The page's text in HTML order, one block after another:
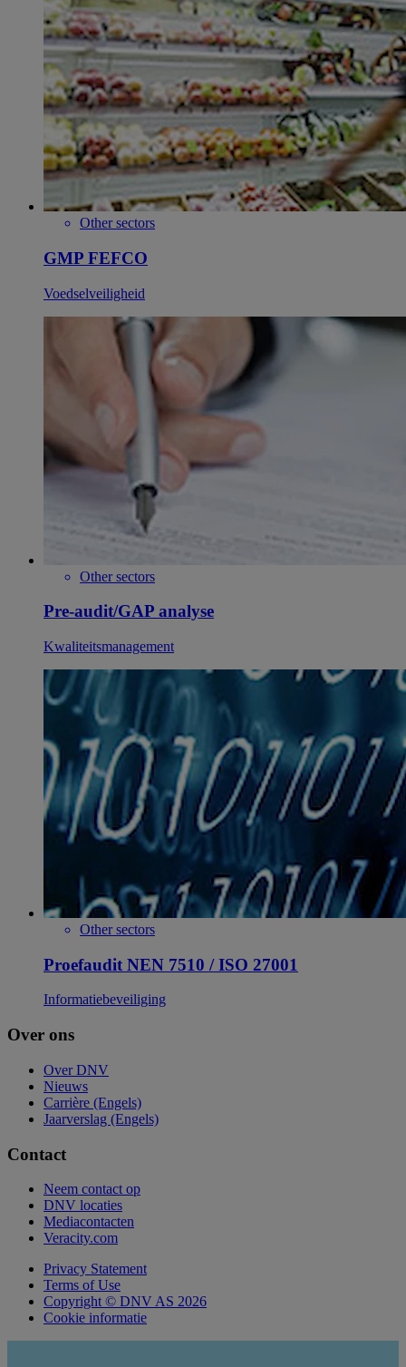
Other sectors
GMP FEFCO
Voedselveiligheid
Other sectors
Pre-audit/GAP analyse
Kwaliteitsmanagement
Other sectors
Proefaudit NEN 7510 / ISO 27001
Informatiebeveiliging
Over ons
Over DNV
Nieuws
Carrière (Engels)
Jaarverslag (Engels)
Contact
Neem contact op
DNV locaties
Mediacontacten
Veracity.com
Privacy Statement
Terms of Use
Copyright © DNV AS 2026
Cookie informatie